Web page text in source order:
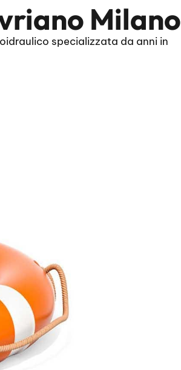
Milano
specializzata da anni in